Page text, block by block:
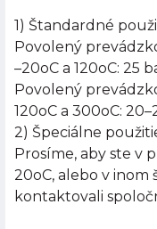
1) Štandardné
Povolený
–20oC a 120oC: 25
Povolený
120oC a 300oC:
2) Špeciálne
Prosíme, aby ste v
20oC, alebo v
kontaktovali